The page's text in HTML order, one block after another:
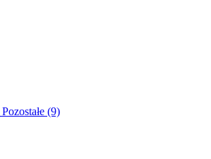
Pozostałe (9)